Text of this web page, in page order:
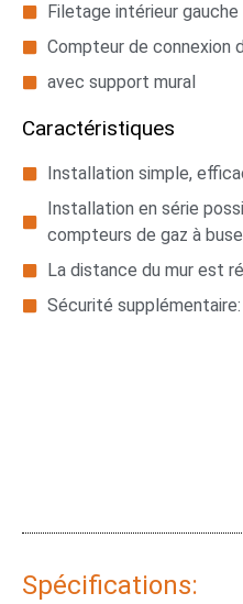
Filetage intérieur
Compteur de connexion
avec support mural
Caractéristiques
Installation simple,
Installation en série
compteurs de gaz à
La distance du mur est
Sécurité
Spécifications: